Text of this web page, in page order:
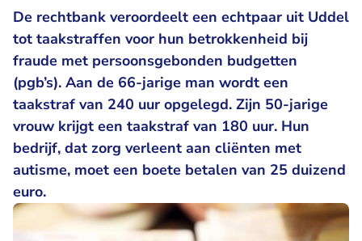
De rechtbank veroordeelt een echtpaar uit Uddel
tot taakstraffen voor hun betrokkenheid bij
fraude met persoonsgebonden budgetten
(pgb’s). Aan de 66-jarige man wordt een
taakstraf van 240 uur opgelegd. Zijn 50-jarige
vrouw krijgt een taakstraf van 180 uur. Hun
bedrijf, dat zorg verleent aan cliënten met
autisme, moet een boete betalen van 25 duizend
euro.